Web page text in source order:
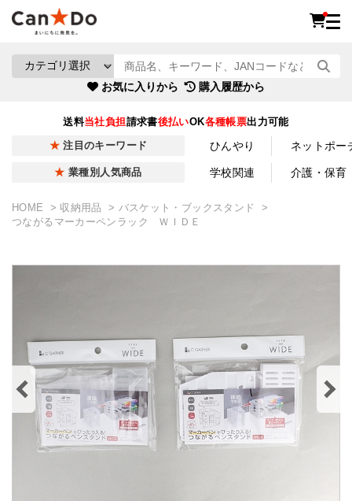
お気に入りから 購入履歴から
送料当社負担請求書後払いOK各種帳票出力可能
注目のキーワード ひんやり ネットポー
業種別人気商品 学校関連 介護・保育
HOME 収納用品
バスケット・ブックスタンド
つながるマーカーペンラック ＷＩＤＥ